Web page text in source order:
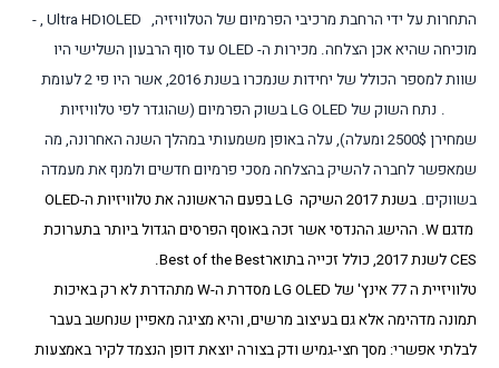
התחרות על ידי הרחבת מרכיבי הפרמיום של הטלוויזיה, OLEDוUltra HD
,
-
מוכיחה שהיא אכן הצלחה. מכירות ה- OLED עד סוף הרבעון השלישי היו
שוות למספר הכולל של יחידות שנמכרו בשנת 2016, אשר היו פי 2 לעומת
נתח השוק של LG OLEDבשוק הפרמיום (שהוגדר לפי טלוויזיות
שמחירן 2500$ ומעלה), עלה באופן משמעותי במהלך השנה האחרונה, מה
שמאפשר לחברה להשיק בהצלחה מסכי פרמיום חדשים ולמנף את מעמדה
בשווקים. בשנת 2017 השיקה LGבפעם הראשונה את טלוויזיות ה-OLED
מדגםW. ההישג ההנדסי אשר זכה באוסף הפרסים הגדול ביותר בתערוכת
CESלשנת 2017, כולל זכייה בתואר Best of the Best
.
טלוויזיית ה 77 אינץ' של
LG OLED מסדרת ה-W מתהדרת לא רק באיכות
תמונה מדהימה אלא גם בעיצוב מרשים, והיא מציגה מאפיין שנחשב בעבר
לבלתי אפשרי: מסך חצי-גמיש ודק בצורה יוצאת דופן הנצמדלקיר באמצעות